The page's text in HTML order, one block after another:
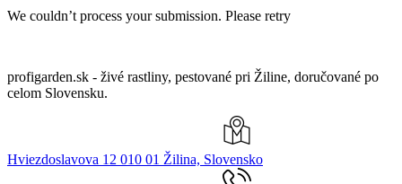
We couldn’t process your submission. Please retry
profigarden.sk - živé rastliny, pestované pri Žiline, doručované po
celom Slovensku.
Hviezdoslavova 12 010 01 Žilina, Slovensko